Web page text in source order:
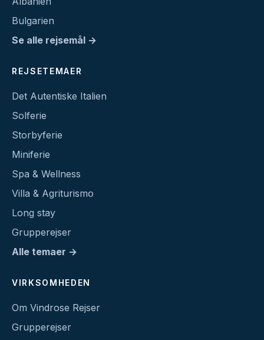
Bulgarien
Se alle rejsemål →
REJSETEMAER
Det Autentiske Italien
Solferie
Storbyferie
Miniferie
Spa & Wellness
Villa & Agriturismo
Long stay
Grupperejser
Alle temaer →
VIRKSOMHEDEN
Om Vindrose Rejser
Grupperejser